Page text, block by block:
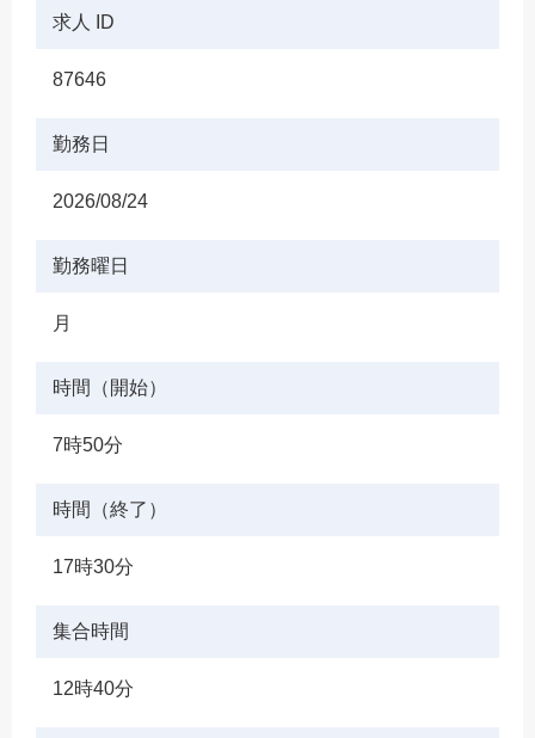
求人 ID
87646
勤務日
2026/08/24
勤務曜日
月
時間（開始）
7時50分
時間（終了）
17時30分
集合時間
12時40分